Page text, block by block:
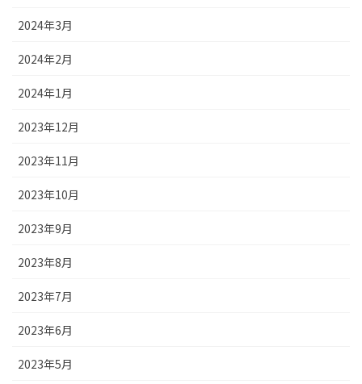
2024年3月
2024年2月
2024年1月
2023年12月
2023年11月
2023年10月
2023年9月
2023年8月
2023年7月
2023年6月
2023年5月